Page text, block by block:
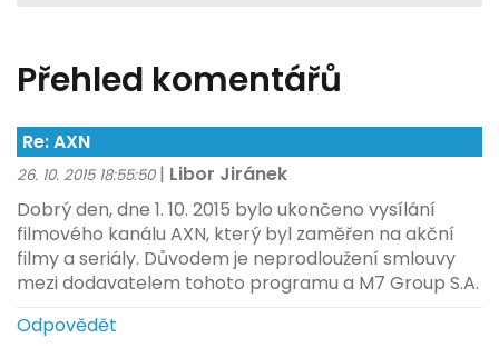
Přehled komentářů
Re: AXN
26. 10. 2015 18:55:50 | Libor Jiránek
Dobrý den, dne 1. 10. 2015 bylo ukončeno vysílání
filmového kanálu AXN, který byl zaměřen na akční
filmy a seriály. Důvodem je neprodloužení smlouvy
mezi dodavatelem tohoto programu a M7 Group S.A.
Odpovědět